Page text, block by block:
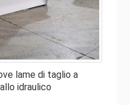
è necessario sapere
la funzione corrette per il
lamiera includa un
lame di taglio a
idraulico